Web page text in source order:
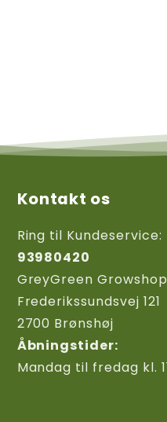
Kontakt os
Ring til Kundeservice:
93980420
GreyGreen Growshop
Frederikssundsvej 121
2700 Brønshøj
Åbningstider:
Mandag til fredag kl.